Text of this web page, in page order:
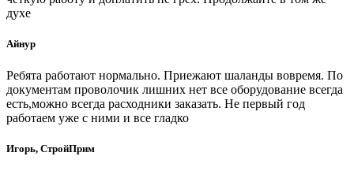
духе
Айнур
Ребята работают нормально. Приежают шаланды вовремя. По
документам проволочик лишних нет все оборудование всегда
есть,можно всегда расходники заказать. Не первый год
работаем уже с ними и все гладко
Игорь, СтройПрим